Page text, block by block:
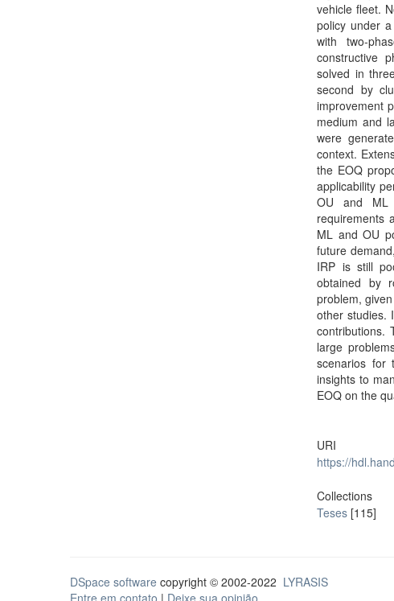
vehicle fleet.
policy under
with two-
constructive
solved in
second by
improvement
medium and
were
context.
the EOQ
applicability
OU and ML
requirements
ML and OU
future
IRP is still
obtained by
problem,
other studies.
contributions.
large
scenarios for
insights to
EOQ on the
URI
https://
Collections
Teses [115]
DSpace software copyright © 2002-2022 LYRASIS
Entre em contato | Deixe sua opinião